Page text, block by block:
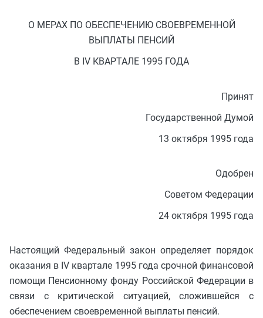
О МЕРАХ ПО ОБЕСПЕЧЕНИЮ СВОЕВРЕМЕННОЙ
ВЫПЛАТЫ ПЕНСИЙ
В IV КВАРТАЛЕ 1995 ГОДА
Принят
Государственной Думой
13 октября 1995 года
Одобрен
Советом Федерации
24 октября 1995 года
Настоящий Федеральный закон определяет порядок
оказания в IV квартале 1995 года срочной финансовой
помощи Пенсионному фонду Российской Федерации в
связи с критической ситуацией, сложившейся с
обеспечением своевременной выплаты пенсий.